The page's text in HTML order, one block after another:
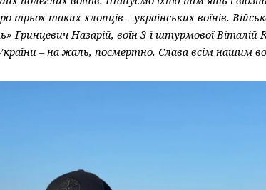
трьох таких хлопців – українських воїнів.
Гринцевич Назарій, воїн 3-ї штурмової
– на жаль, посмертно. Слава всім нашим